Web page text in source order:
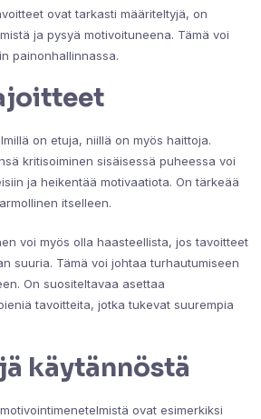
ovat tarkasti määriteltyjä, on
ja pysyä motivoituneena. Tämä voi
painonhallinnassa.
on etuja, niillä on myös haittoja.
kritisoiminen sisäisessä puheessa voi
ja heikentää motivaatiota. On tärkeää
itselleen.
voi myös olla haasteellista, jos tavoitteet
suuria. Tämä voi johtaa turhautumiseen
On suositeltavaa asettaa
tavoitteita, jotka tukevat suurempia
käytännöstä
ovat esimerkiksi